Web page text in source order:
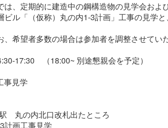
、定期的に建造中の鋼構造物の見学会お
ル「（仮称）丸の内1-3計画」工事の見学
希望者多数の場合は参加者を調整させてい
17:30 （18:00~ 別途懇親会を予定）
見学
の内北口改札出たところ
画工事見学